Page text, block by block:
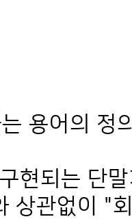
용어의 정
현되는 단
상관없이